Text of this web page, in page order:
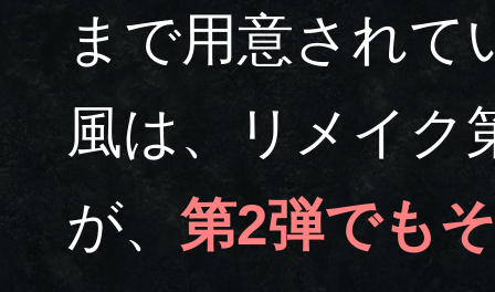
まで用意されて
風は、リメイク
が、 第2弾でも